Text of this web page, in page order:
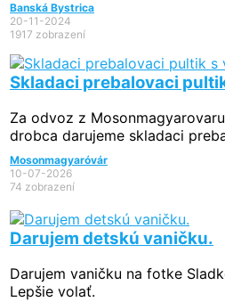
Banská Bystrica
20-11-2024
1917 zobrazení
Skladaci prebalovaci
Za odvoz z
drobca darujeme skladaci
Mosonmagyaróvár
10-07-2026
74 zobrazení
Darujem detskú vaničku.
Darujem vaničku na fotke
Lepšie volať.